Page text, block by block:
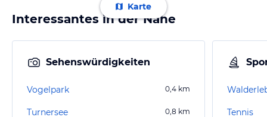
Karte
Interessantes in der Nähe
Sehenswürdigkeiten
Vogelpark 0,4 km
Turnersee 0,8 km Tennis